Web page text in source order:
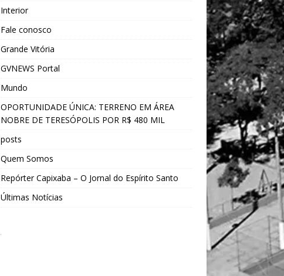
Interior
Fale conosco
Grande Vitória
GVNEWS Portal
Mundo
OPORTUNIDADE ÚNICA: TERRENO EM ÁREA
NOBRE DE TERESÓPOLIS POR R$ 480 MIL
posts
Quem Somos
Repórter Capixaba – O Jornal do Espírito Santo
Últimas Notícias